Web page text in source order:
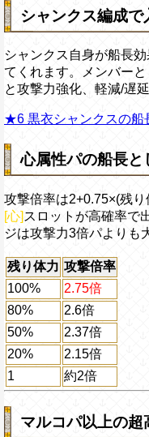
シャンクス編成
シャンクス自身が船長
てくれます。メンバー
と攻撃力強化、軽減/遅
★6 黒衣シャンクスの船
心属性パの船長と
攻撃倍率は2+0.75×(残
[心] スロットが高確率で
ジは攻撃力3倍パよりも
残り体力 攻撃倍率
100%
2.75倍
80%
2.6倍
50%
2.37倍
20%
2.15倍
1
約2倍
マルコパ以上の超